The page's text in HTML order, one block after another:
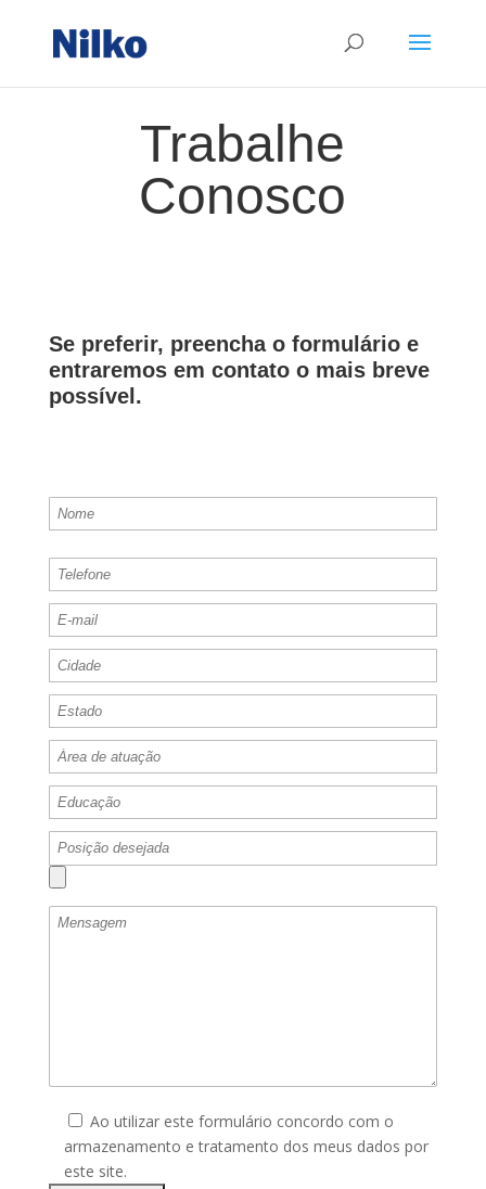
Trabalhe
Conosco
Se preferir, preencha o formulário e
entraremos em contato o mais breve
possível.
Ao utilizar este formulário concordo com o
armazenamento e tratamento dos meus dados por
este site.